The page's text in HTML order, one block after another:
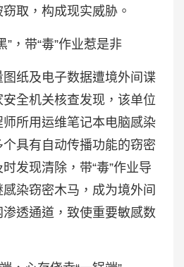
取，构成现实威胁。
”，带“毒”作业惹是非
纸及电子数据遭境外间谍
全机关核查发现，该单位
所用运维笔记本电脑感染
具有自动传播功能的窃密
发现清除，带“毒”作业导
染窃密木马，成为境外间
透通道，致使重要敏感数